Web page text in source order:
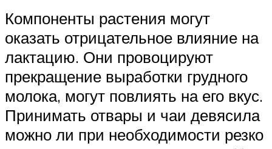
Компоненты растения могут
оказать отрицательное влияние на
лактацию. Они провоцируют
прекращение выработки грудного
молока, могут повлиять на его вкус.
Принимать отвары и чаи девясила
можно ли при необходимости резко